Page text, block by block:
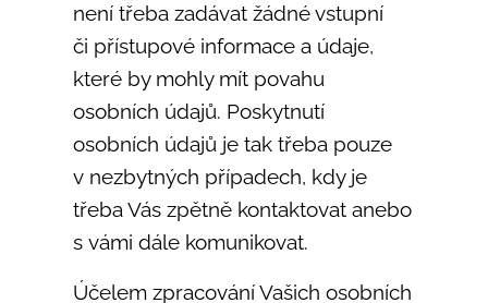
není třeba zadávat žádné vstupní
či přístupové informace a údaje,
které by mohly mít povahu
osobních údajů. Poskytnutí
osobních údajů je tak třeba pouze
v nezbytných případech, kdy je
třeba Vás zpětně kontaktovat anebo
s vámi dále komunikovat.
Účelem zpracování Vašich osobních